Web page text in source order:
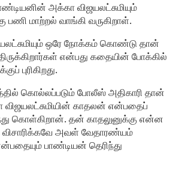
அக்கா விஜயலட்சுமியும்
பணி மாற்றல் வாங்கி வருகிறாள்.
ஒரே நோக்கம் கொண்டு தான்
என்பது கதையின் போக்கில்
புரிகிறது.
கொல்லப்படும் போலீஸ் அதிகாரி தான்
காதலன் என்பதைப்
கொள்கிறான். தன் காதலுனுக்கு என்ன
அவள் வேதாரண்யம்
பாண்டியன் தெரிந்து